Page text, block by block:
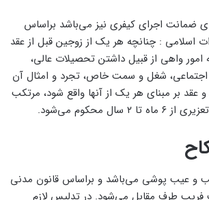
ضمانت اجرای کیفری نیز می‌باشد براساس
مجازات اسلامی : چنانچه هر یک از زوجین قبل از عقد
امور واهی از قبیل داشتن تحصیلات عالی،
شغل و سمت خاص، تجرد و امثال آن
بر مبنای هر یک از آنها واقع شود، مرتکب
محکوم می‌شود.
و عیب پوشی می‌باشد و براساس قانون مدنی
طرف مقابل می‌شود. در تدلیس لازم